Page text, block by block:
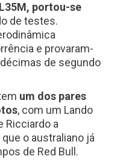
portou-se
de testes.
e provaram-
de segundo
um dos pares
, com um Lando
Ricciardo a
o australiano já
de Red Bull.